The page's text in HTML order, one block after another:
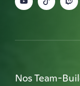
Nos Team-